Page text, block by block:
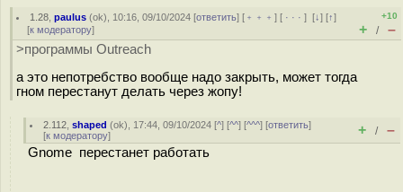
1.28 ,paulus (ok), 10:16, 09/10/2024 [ответить] [ ﹢﹢﹢] [ · · ·][↓] [↑]
[к модератору]
+10
+ / –
>программы Outreach
а это непотребство вообще надо закрыть, может тогда
гном перестанут делать через жопу!
2.112 ,shaped (ok), 17:44, 09/10/2024 [^] [^^] [^^^] [ответить]
[к модератору] + / –
Gnome перестанет работать